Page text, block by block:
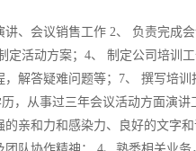
讲、会议销售工作 2、 负责完成
定活动方案；4、 制定公司培训
解答疑难问题等；7、 撰写培
，从事过三年会议活动方面演
亲和力和感染力、良好的文字